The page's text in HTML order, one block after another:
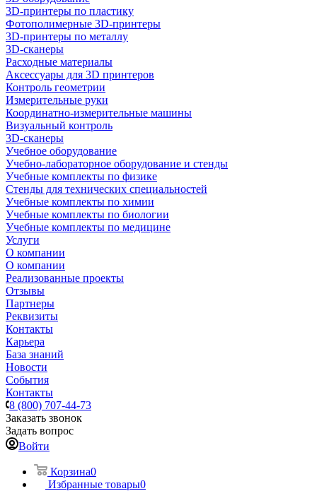
3D-принтеры по пластику
Фотополимерные 3D-принтеры
3D-принтеры по металлу
3D-сканеры
Расходные материалы
Аксессуары для 3D принтеров
Контроль геометрии
Измерительные руки
Координатно-измерительные машины
Визуальный контроль
3D-сканеры
Учебное оборудование
Учебно-лабораторное оборудование и стенды
Учебные комплекты по физике
Стенды для технических специальностей
Учебные комплекты по химии
Учебные комплекты по биологии
Учебные комплекты по медицине
Услуги
О компании
О компании
Реализованные проекты
Отзывы
Партнеры
Реквизиты
Контакты
Карьера
База знаний
Новости
События
Контакты
8 (800) 707-44-73
Заказать звонок
Задать вопрос
Войти
Корзина0
Избранные товары0